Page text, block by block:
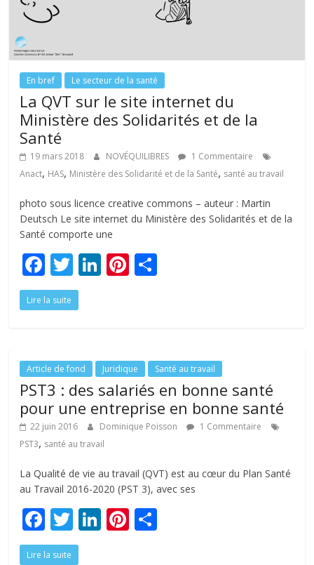
En bref Le secteur de la santé
La QVT sur le site internet du
Ministère des Solidarités et de la
Santé
19 mars 2018 NOVÉQUILIBRES
1 Commentaire
Anact, HAS, Ministère des Solidarité et de la Santé, santé au travail
photo sous licence creative commons – auteur : Martin
Deutsch Le site internet du Ministère des Solidarités et de la
Santé comporte une
F
ac
e
o
o
k
T
w
itt
Li
dI
n
Pi
st er
Lire la suite
Article de fond Juridique Santé au travail
PST3 : des salariés en bonne santé
pour une entreprise en bonne santé
22 juin 2016 Dominique Poisson
1 Commentaire
PST3, santé au travail
La Qualité de vie au travail (QVT) est au cœur du Plan Santé
au Travail 2016-2020 (PST 3), avec ses
F
ac
T
w
Li Pi
Lire la suite